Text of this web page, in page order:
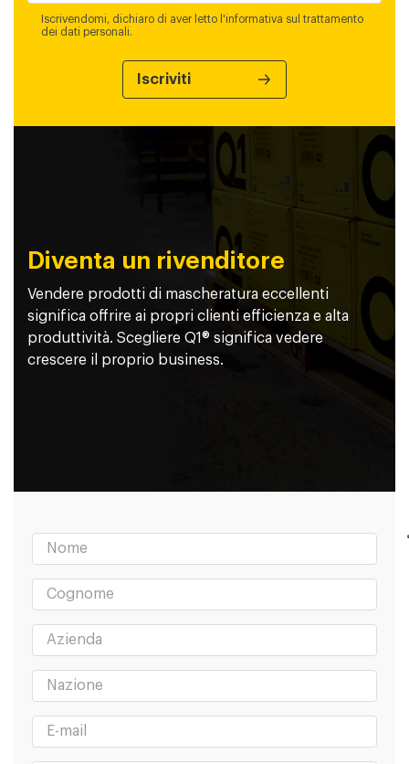
Iscrivendomi, dichiaro di aver letto l'informativa sul trattamento
dei dati personali.
Diventa un rivenditore
Vendere prodotti di mascheratura eccellenti
significa offrire ai propri clienti efficienza e alta
produttività. Scegliere Q1® significa vedere
crescere il proprio business.